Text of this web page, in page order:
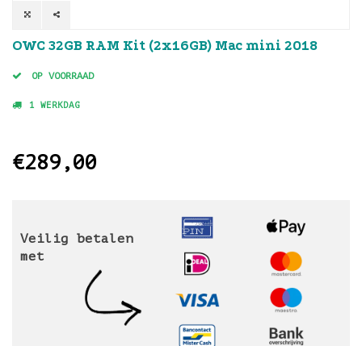
OWC 32GB RAM Kit (2x16GB) Mac mini 2018
OP VOORRAAD
1 WERKDAG
€289,00
Veilig betalen
met